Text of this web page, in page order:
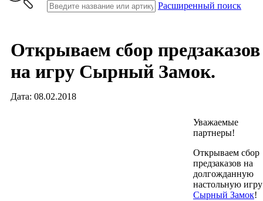
Расширенный поиск
Открываем сбор предзаказов
на игру Сырный Замок.
Дата: 08.02.2018
Уважаемые
партнеры!
Открываем сбор
предзаказов на
долгожданную
настольную игру
Сырный Замок!